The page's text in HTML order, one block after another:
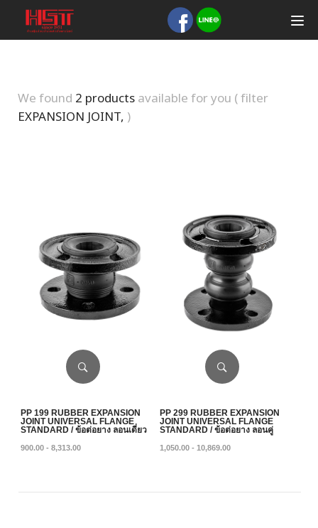
We found 2 productsavailable for you ( filter
EXPANSION JOINT, )
PP 199 RUBBER EXPANSION
JOINT UNIVERSAL FLANGE
STANDARD / ข้อต่อยาง ลอนเดี่ยว
900.00 - 8,313.00
PP 299 RUBBER EXPANSION
JOINT UNIVERSAL FLANGE
STANDARD / ข้อต่อยาง ลอนคู่
1,050.00 - 10,869.00